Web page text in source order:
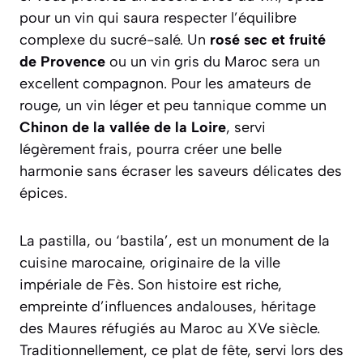
pour un vin qui saura respecter l’équilibre
complexe du sucré-salé. Un rosé sec et fruité
de Provence ou un vin gris du Maroc sera un
excellent compagnon. Pour les amateurs de
rouge, un vin léger et peu tannique comme un
Chinon de la vallée de la Loire, servi
légèrement frais, pourra créer une belle
harmonie sans écraser les saveurs délicates des
épices.
La pastilla, ou ‘bastila’, est un monument de la
cuisine marocaine, originaire de la ville
impériale de Fès. Son histoire est riche,
empreinte d’influences andalouses, héritage
des Maures réfugiés au Maroc au XVe siècle.
Traditionnellement, ce plat de fête, servi lors des